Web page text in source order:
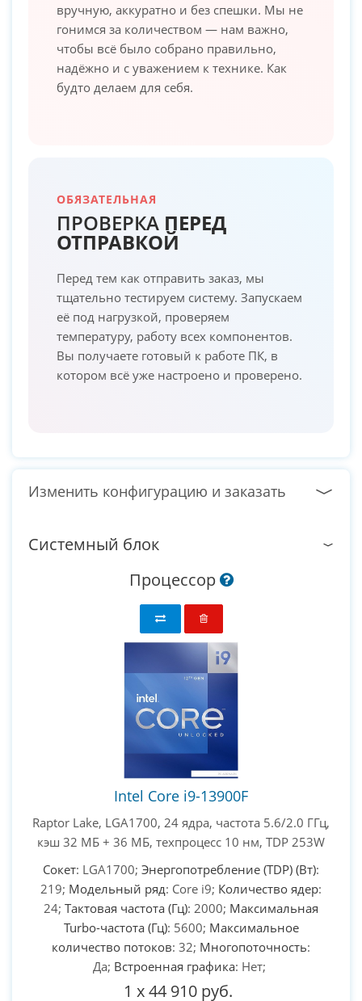
вручную, аккуратно и без спешки. Мы не
гонимся за количеством — нам важно,
чтобы всё было собрано правильно,
надёжно и с уважением к технике. Как
будто делаем для себя.
ОБЯЗАТЕЛЬНАЯ
ПРОВЕРКА ПЕРЕД
ОТПРАВКОЙ
Перед тем как отправить заказ, мы
тщательно тестируем систему. Запускаем
её под нагрузкой, проверяем
температуру, работу всех компонентов.
Вы получаете готовый к работе ПК, в
котором всё уже настроено и проверено.
Изменить конфигурацию и заказать
Системный блок
Процессор
Intel Core i9-13900F
Raptor Lake, LGA1700, 24 ядра, частота 5.6/2.0 ГГц,
кэш 32 МБ + 36 МБ, техпроцесс 10 нм, TDP 253W
Сокет: LGA1700; Энергопотребление (TDP) (Вт):
219; Модельный ряд: Core i9; Количество ядер:
24; Тактовая частота (Гц): 2000; Максимальная
Turbo-частота (Гц): 5600; Максимальное
количество потоков: 32; Многопоточность:
Да; Встроенная графика: Нет;
1 x44 910 руб.